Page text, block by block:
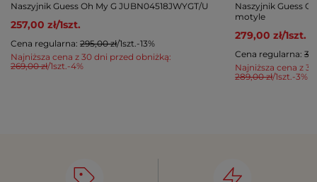
Naszyjnik Guess Oh My G JUBN04518JWYGT/U
257,00 zł/1szt.
Najniższa cena z 30 dni przed obniżką:
269,00 zł/1szt.-4%
Cena regularna: 295,00 zł/1szt.-13%
Naszyjnik Guess
motyle
279,00 zł/1szt.
Najniższa cena z
289,00 zł/1szt.-3%
Cena regularna: